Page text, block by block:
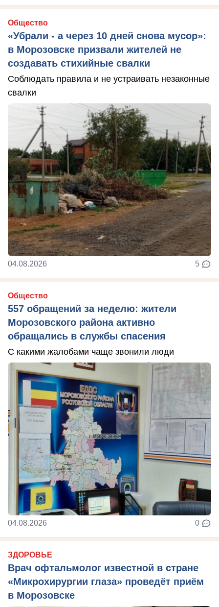
Общество
«Убрали - а через 10 дней снова мусор»:
в Морозовске призвали жителей не
создавать стихийные свалки
Соблюдать правила и не устраивать незаконные
свалки
04.08.2026 5
Общество
557 обращений за неделю: жители
Морозовского района активно
обращались в службы спасения
С какими жалобами чаще звонили люди
04.08.2026 0
ЗДОРОВЬЕ
Врач офтальмолог известной в стране
«Микрохирургии глаза» проведёт приём
в Морозовске